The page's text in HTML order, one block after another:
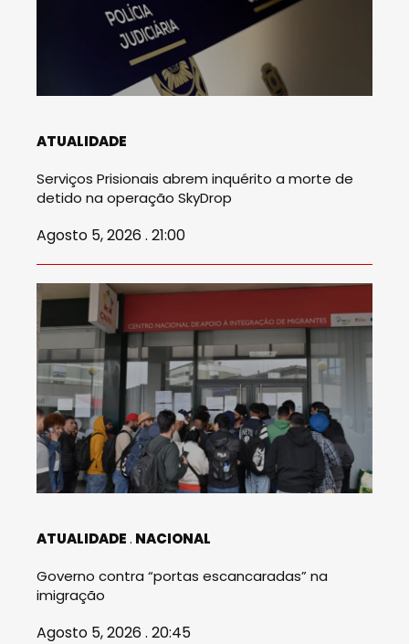
ATUALIDADE
Serviços Prisionais abrem inquérito a morte de
detido na operação SkyDrop
Agosto 5, 2026 . 21:00
ATUALIDADE NACIONAL
Governo contra “portas escancaradas” na
imigração
Agosto 5, 2026 . 20:45